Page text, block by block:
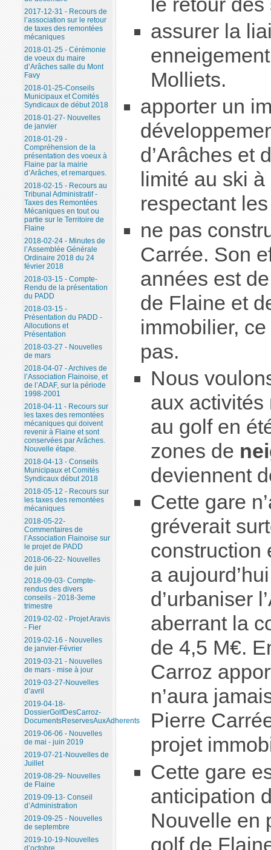
assurer la
Molliets.
apporter un
d’Arâches et
limité au ski
respectant
ne pas
Carrée. Son
années est
de Flaine et
immobilier,
pas.
Nous
aux activités
au golf en
zones de
deviennent
Cette gare
gréverait
construction
a
d’urbaniser
aberrant la
de 4,5 M€.
Carroz
n’aura
Pierre
projet
Cette gare
anticipation
Nouvelle en
golf de
2017-12-31 - Recours de
l’association sur le retour
de taxes des remontées
mécaniques
2018-01-25 - Cérémonie
de voeux du maire
d’Arâches salle du Mont
Favy
2018-01-25-Conseils
Municipaux et Comités
Syndicaux de début 2018
2018-01-27- Nouvelles
de janvier
2018-01-29 -
Compréhension de la
présentation des voeux à
Flaine par la mairie
d’Arâches, et remarques.
2018-02-15 - Recours au
Tribunal Administratif -
Taxes des Remontées
Mécaniques en tout ou
partie sur le Territoire de
Flaine
2018-02-24 - Minutes de
l’Assemblée Générale
Ordinaire 2018 du 24
février 2018
2018-03-15 - Compte-
Rendu de la présentation
du PADD
2018-03-15 -
Présentation du PADD -
Allocutions et
Présentation
2018-03-27 - Nouvelles
de mars
2018-04-07 - Archives de
l’Association Flainoise, et
de l’ADAF, sur la période
1998-2001
2018-04-11 - Recours sur
les taxes des remontées
mécaniques qui doivent
revenir à Flaine et sont
conservées par Arâches.
Nouvelle étape.
2018-04-13 - Conseils
Municipaux et Comités
Syndicaux début 2018
2018-05-12 - Recours sur
les taxes des remontées
mécaniques
2018-05-22-
Commentaires de
l’Association Flainoise sur
le projet de PADD
2018-06-22- Nouvelles
de juin
2018-09-03- Compte-
rendus des divers
conseils - 2018-3eme
trimestre
2019-02-02 - Projet Aravis
- Fier
2019-02-16 - Nouvelles
de janvier-Février
2019-03-21 - Nouvelles
de mars - mise à jour
2019-03-27-Nouvelles
d’avril
2019-04-18-
DossierGolfDesCarroz-
DocumentsReservesAuxAdherents
2019-06-06 - Nouvelles
de mai - juin 2019
2019-07-21-Nouvelles de
Juillet
2019-08-29- Nouvelles
de Flaine
2019-09-13- Conseil
d’Administration
2019-09-25 - Nouvelles
de septembre
2019-10-19-Nouvelles